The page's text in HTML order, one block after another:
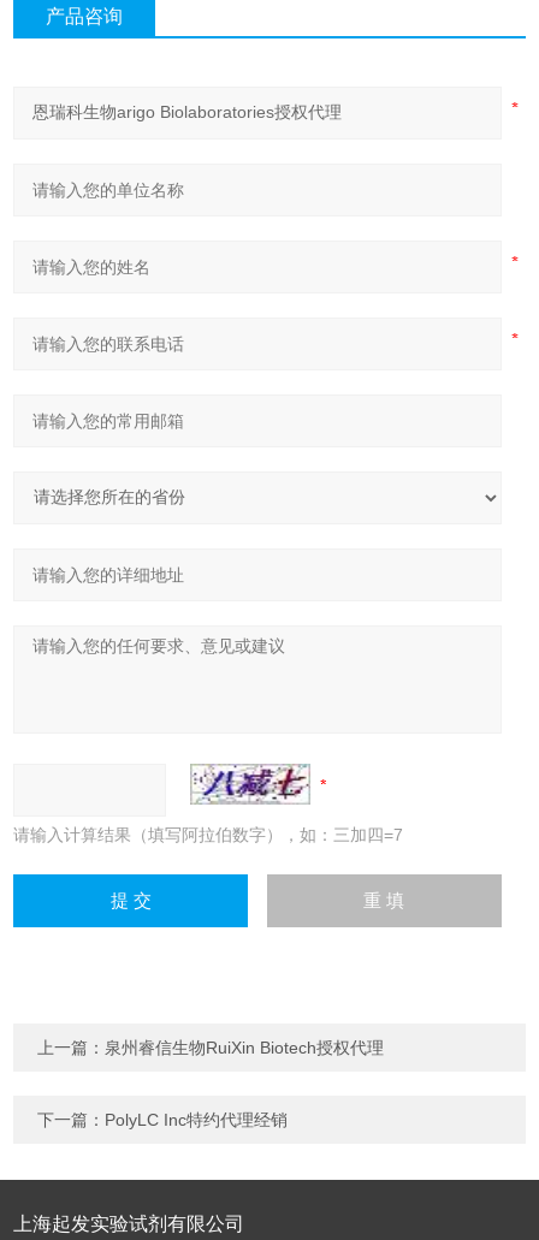
产品咨询
请输入计算结果（填写阿拉伯数字），如：三加四=7
上一篇： 泉州睿信生物RuiXin Biotech授权代理
下一篇： PolyLC Inc特约代理经销
上海起发实验试剂有限公司